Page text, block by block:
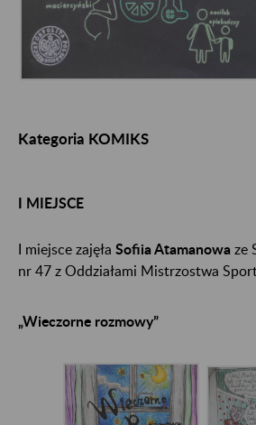
Kategoria KOMIKS
I MIEJSCE
I miejsce zajęła Sofiia Atamanowa ze
nr 47 z Oddziałami Mistrzostwa
„Wieczorne rozmowy”